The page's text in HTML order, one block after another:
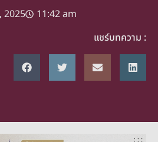
2025
11:42 am
แชร์บทความ :